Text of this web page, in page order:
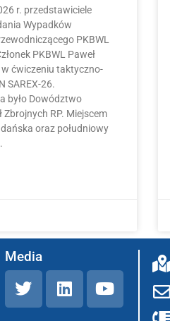
r. przedstawiciele
Wypadków
PKBWL
PKBWL Paweł
ćwiczeniu taktyczno-
SAREX-26.
było Dowództwo
Zbrojnych RP. Miejscem
oraz południowy
Media